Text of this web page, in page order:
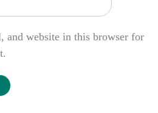
and website in this browser for